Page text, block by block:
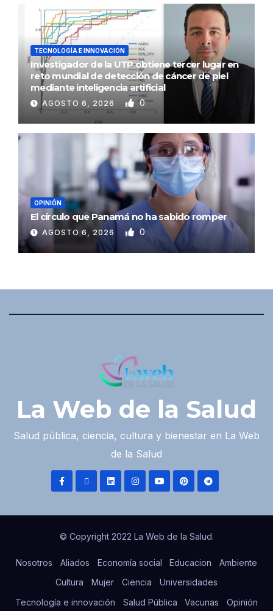
TECNOLOGÍA E INNOVACIÓN
Investigador de la UTP obtiene tercer lugar en
reto mundial de detección de cáncer de piel
mediante inteligencia artificial
AGOSTO 6, 2026 0
OPINIÓN
El círculo que Panamá no ha sabido romper
AGOSTO 6, 2026 0
La Web de la Salud
Salud pública, ciencia, cultura y bienestar en La Web
de la Salud
© Copyright 2022 La Web de la Salud.
Nosotros Aliados Economía social Educacion
Ambiente
Cultura
Mujer Ciencia
Universidades
Tecnología e innovación
Salud Pública Vacunas Opinión